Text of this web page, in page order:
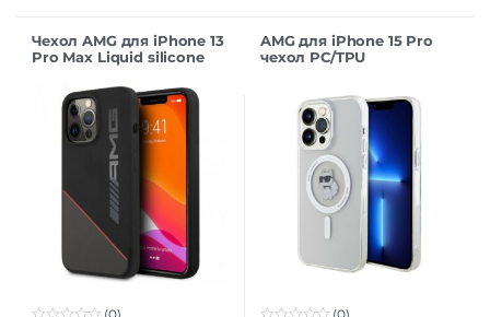
Чехол AMG для iPhone 13
Pro Max Liquid silicone
Black
AMG для iPhone 15 Pro
чехол PC/TPU